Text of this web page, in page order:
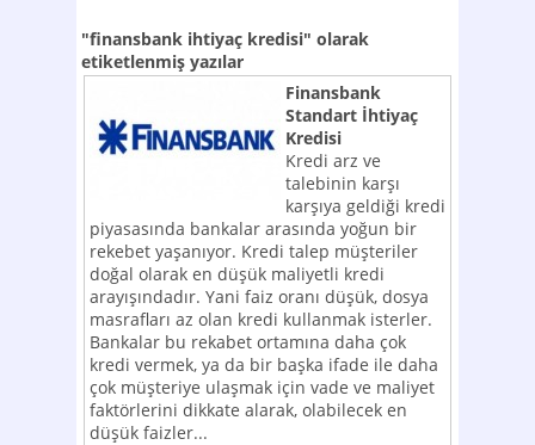
"finansbank ihtiyaç kredisi" olarak
etiketlenmiş yazılar
Finansbank
Standart İhtiyaç
Kredisi
Kredi arz ve
talebinin karşı
karşıya geldiği kredi
piyasasında bankalar arasında yoğun bir
rekebet yaşanıyor. Kredi talep müşteriler
doğal olarak en düşük maliyetli kredi
arayışındadır. Yani faiz oranı düşük, dosya
masrafları az olan kredi kullanmak isterler.
Bankalar bu rekabet ortamına daha çok
kredi vermek, ya da bir başka ifade ile daha
çok müşteriye ulaşmak için vade ve maliyet
faktörlerini dikkate alarak, olabilecek en
düşük faizler...